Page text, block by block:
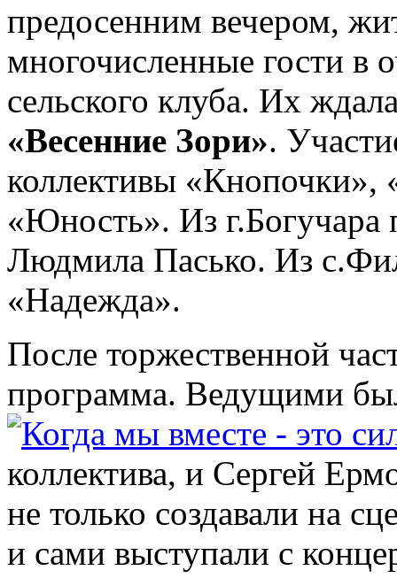
предосенним вечером,
многочисленные гости в
сельского клуба. Их
«Весенние Зори».
коллективы «Кнопочки»,
«Юность». Из
Людмила Пасько. Из
«Надежда».
После торжественной
программа. Ведущими
коллектива, и Сергей
не только создавали на
и сами выступали с